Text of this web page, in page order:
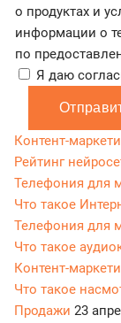
о продуктах и
информации о
по
Я даю
Контент-
Рейтинг
Телефония для
Что такое
Телефония для
Что такое
Контент-
Что такое
Продажи 23